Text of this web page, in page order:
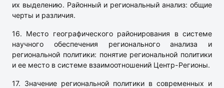
их выделению. Районный и региональный анализ: общие
черты и различия.
16. Место географического районирования в системе
научного обеспечения регионального анализа и
региональной политики: понятие региональной политики
и ее место в системе взаимоотношений Центр-Регионы.
17. Значение региональной политики в современных и